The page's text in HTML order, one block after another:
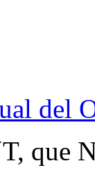
del
que